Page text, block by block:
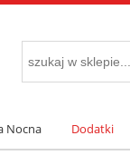
Nocna Dodatki